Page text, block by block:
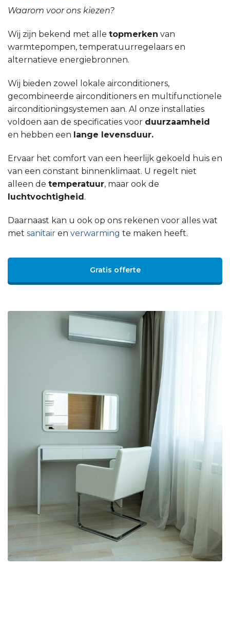
Waarom voor ons kiezen?
Wij zijn bekend met alle topmerken van
warmtepompen, temperatuurregelaars en
alternatieve energiebronnen.
Wij bieden zowel lokale airconditioners,
gecombineerde airconditioners en multifunctionele
airconditioningsystemen aan. Al onze installaties
voldoen aan de specificaties voor duurzaamheid
en hebben een lange levensduur.
Ervaar het comfort van een heerlijk gekoeld huis en
van een constant binnenklimaat. U regelt niet
alleen de temperatuur, maar ook de
luchtvochtigheid.
Daarnaast kan u ook op ons rekenen voor alles wat
met sanitair en verwarming te maken heeft.
Gratis offerte